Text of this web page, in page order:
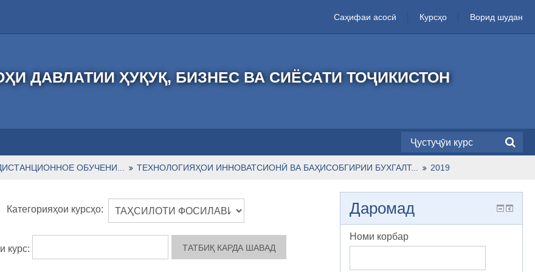
Саҳифаи асосӣ Курсҳо Ворид шудан
ДАВЛАТИИ ҲУҚУҚ, БИЗНЕС ВА СИЁСАТИ ТОҶИКИСТОН
ОБУЧЕНИ... ТЕХНОЛОГИЯҲОИ ИННОВАТСИОНӢ ВА БАҲИСОБГИРИИ БУХГАЛТ... 2019
Категорияҳои курсҳо:
курс:
Даромад
Номи корбар